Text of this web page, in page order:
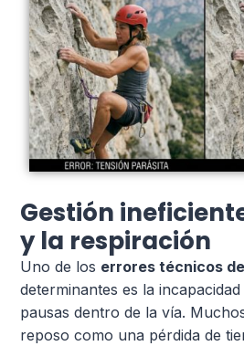
Gestión
y la respiración
Uno de los errores técnicos
determinantes es la
pausas dentro de la vía.
reposo como una pérdida de